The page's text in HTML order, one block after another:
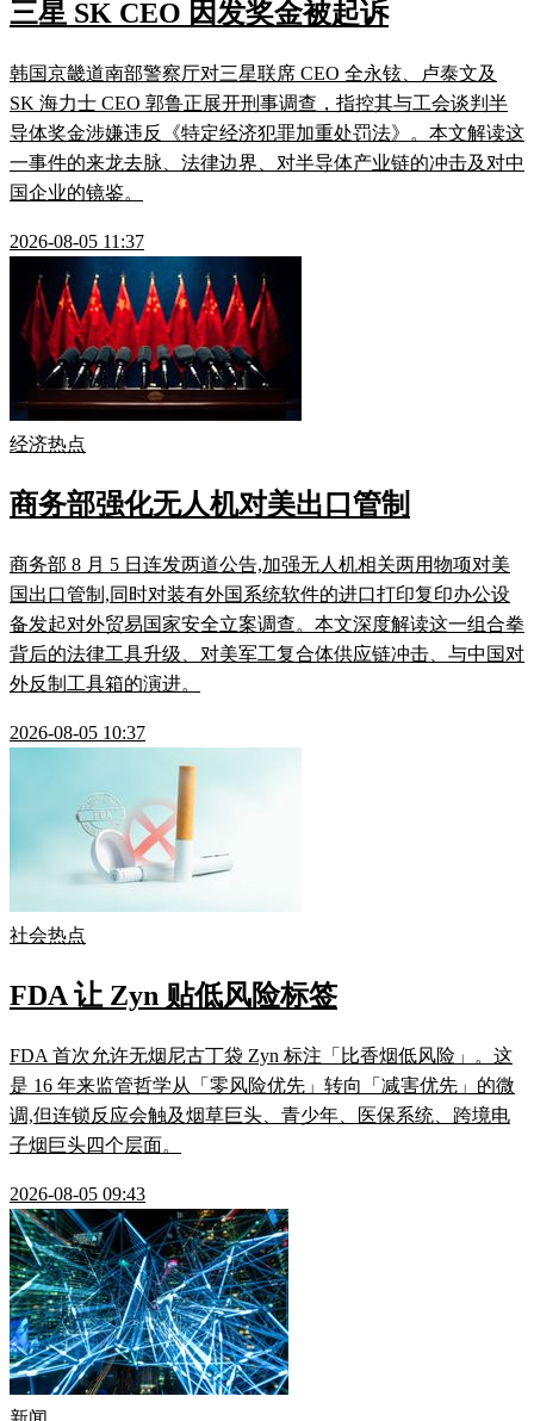
三星 SK CEO 因发奖金被起诉
韩国京畿道南部警察厅对三星联席 CEO 全永铉、卢泰文及
SK 海力士 CEO 郭鲁正展开刑事调查，指控其与工会谈判半
导体奖金涉嫌违反《特定经济犯罪加重处罚法》。本文解读这
一事件的来龙去脉、法律边界、对半导体产业链的冲击及对中
国企业的镜鉴。
2026-08-05 11:37
经济热点
商务部强化无人机对美出口管制
商务部 8 月 5 日连发两道公告,加强无人机相关两用物项对美
国出口管制,同时对装有外国系统软件的进口打印复印办公设
备发起对外贸易国家安全立案调查。本文深度解读这一组合拳
背后的法律工具升级、对美军工复合体供应链冲击、与中国对
外反制工具箱的演进。
2026-08-05 10:37
社会热点
FDA 让 Zyn 贴低风险标签
FDA 首次允许无烟尼古丁袋 Zyn 标注「比香烟低风险」。这
是 16 年来监管哲学从「零风险优先」转向「减害优先」的微
调,但连锁反应会触及烟草巨头、青少年、医保系统、跨境电
子烟巨头四个层面。
2026-08-05 09:43